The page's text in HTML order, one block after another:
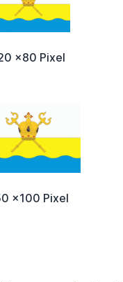
x80 Pixel
x100 Pixel